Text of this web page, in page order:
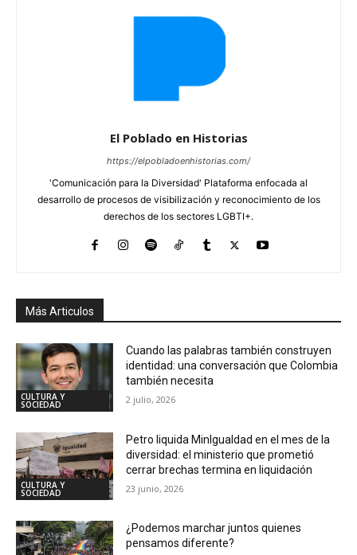
El Poblado en Historias
https://elpobladoenhistorias.com/
'Comunicación para la Diversidad' Plataforma enfocada al
desarrollo de procesos de visibilización y reconocimiento de los
derechos de los sectores LGBTI+.
Más Articulos
CULTURA Y
SOCIEDAD
Cuando las palabras también construyen
identidad: una conversación que Colombia
también necesita
2 julio, 2026
CULTURA Y
SOCIEDAD
Petro liquida MinIgualdad en el mes de la
diversidad: el ministerio que prometió
cerrar brechas termina en liquidación
23 junio, 2026
¿Podemos marchar juntos quienes
pensamos diferente?